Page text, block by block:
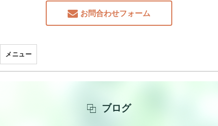
お問合わせフォーム
メニュー
ブログ